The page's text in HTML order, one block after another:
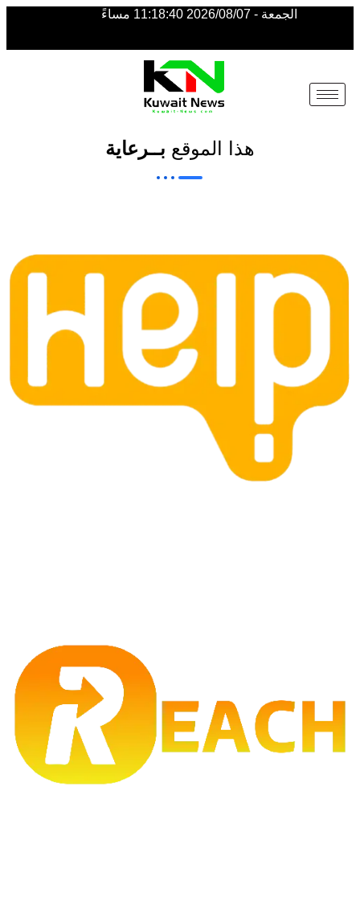
الجمعة - 2026/08/07 11:18:40 مساءً
NE
NEWS
ELEMENTOR
هذا الموقع بــرعاية